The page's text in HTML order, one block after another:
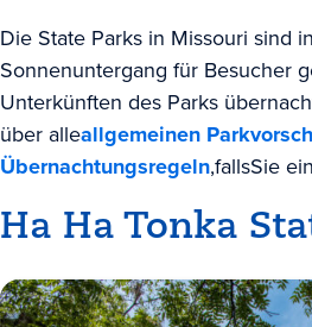
Die State Parks in Missouri sind
Sonnenuntergang für Besucher
Unterkünften des Parks
über alleallgemeinen
Übernachtungsregeln,fallsSie
Ha Ha Tonka